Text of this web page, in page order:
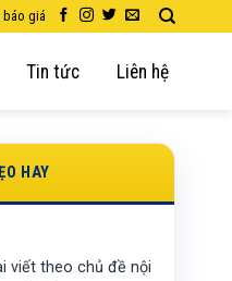
báo giá
Tin tức Liên hệ
HAY
viết theo chủ đề nội